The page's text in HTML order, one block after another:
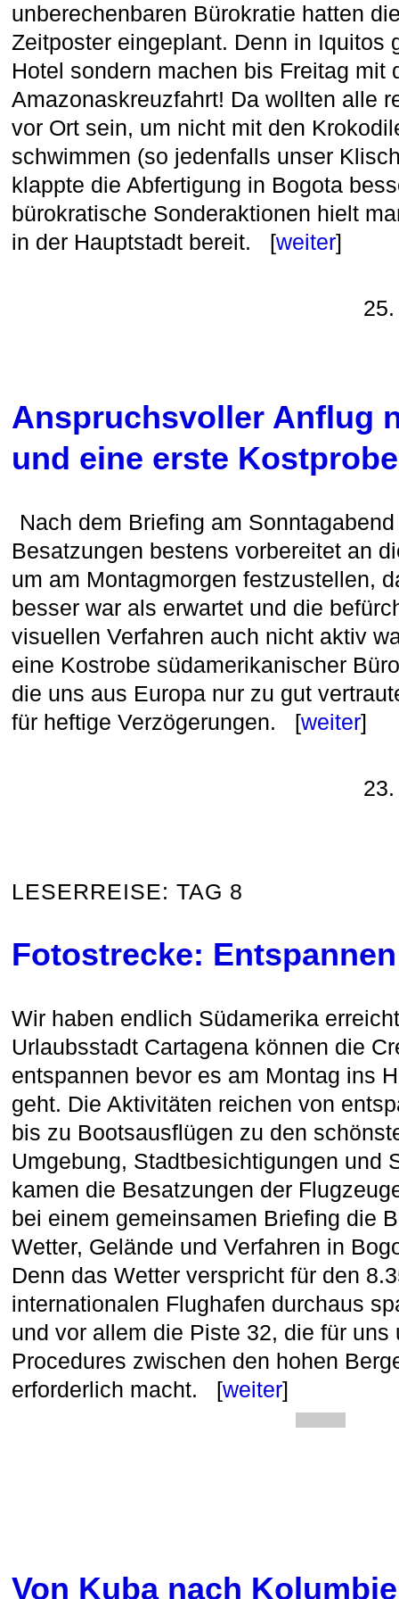
unberechenbaren Bürokratie hatten
Zeitposter eingeplant. Denn in Iquitos
Hotel sondern machen bis Freitag mit
Amazonaskreuzfahrt! Da wollten alle
vor Ort sein, um nicht mit den
schwimmen (so jedenfalls unser
klappte die Abfertigung in Bogota
bürokratische Sonderaktionen hielt
in der Hauptstadt bereit. [weiter]
Anspruchsvoller Anflug
und eine erste
Nach dem Briefing am
Besatzungen bestens vorbereitet an
um am Montagmorgen festzustellen,
besser war als erwartet und die
visuellen Verfahren auch nicht aktiv
eine Kostrobe südamerikanischer
die uns aus Europa nur zu gut
für heftige Verzögerungen. [weiter]
LESERREISE: TAG 8
Fotostrecke:
Wir haben endlich Südamerika
Urlaubsstadt Cartagena können die
entspannen bevor es am Montag ins
geht. Die Aktivitäten reichen von
bis zu Bootsausflügen zu den
Umgebung, Stadtbesichtigungen und
kamen die Besatzungen der
bei einem gemeinsamen Briefing die
Wetter, Gelände und Verfahren in
Denn das Wetter verspricht für den
internationalen Flughafen durchaus
und vor allem die Piste 32, die für uns
Procedures zwischen den hohen
erforderlich macht. [weiter]
Von Kuba nach